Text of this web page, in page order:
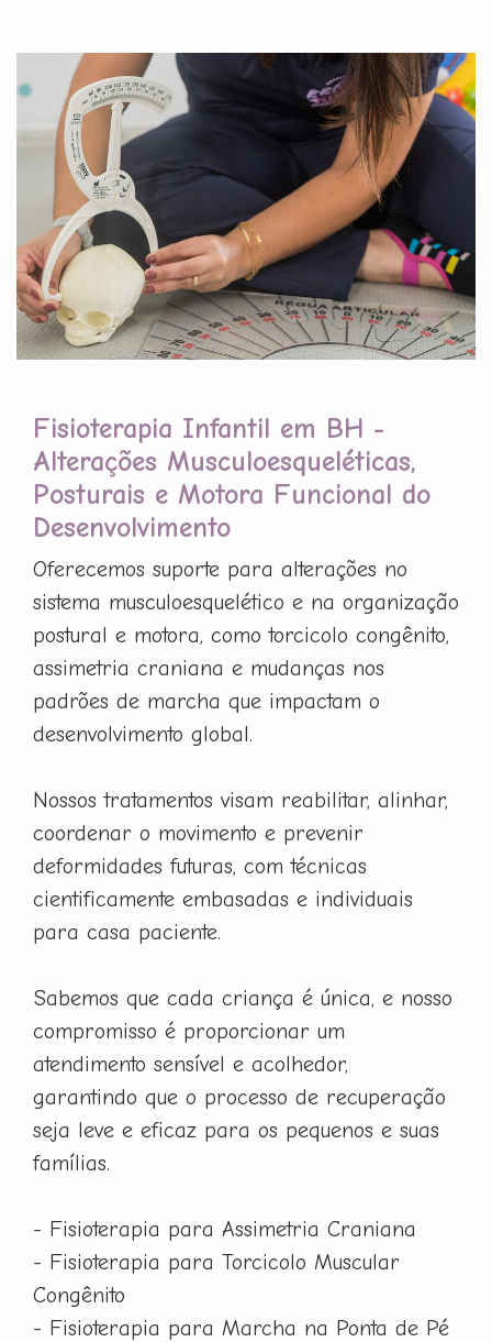
Fisioterapia Infantil em BH -
Alterações Musculoesqueléticas,
Posturais e Motora Funcional do
Desenvolvimento
Oferecemos suporte para alterações no
sistema musculoesquelético e na organização
postural e motora, como torcicolo congênito,
assimetria craniana e mudanças nos
padrões de marcha que impactam o
desenvolvimento global.
Nossos tratamentos visam reabilitar, alinhar,
coordenar o movimento e prevenir
deformidades futuras, com técnicas
cientificamente embasadas e individuais
para casa paciente.
Sabemos que cada criança é única, e nosso
compromisso é proporcionar um
atendimento sensível e acolhedor,
garantindo que o processo de recuperação
seja leve e eficaz para os pequenos e suas
famílias.
- Fisioterapia para Assimetria Craniana
- Fisioterapia para Torcicolo Muscular
Congênito
- Fisioterapia para Marcha na Ponta de Pé